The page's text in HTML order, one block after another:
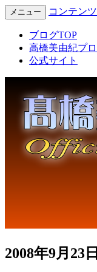
高橋美
Miyuki
メニュー コンテン
ブログTOP
高橋美由紀プ
公式サイト
2008年9月23日